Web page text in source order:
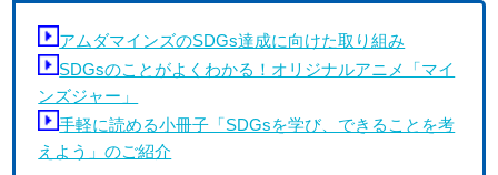
アムダマインズのSDGs達成に向けた取り組み
SDGsのことがよくわかる！オリジナルアニメ「マイ
ンズジャー」
手軽に読める小冊子「SDGsを学び、できることを考
えよう」のご紹介